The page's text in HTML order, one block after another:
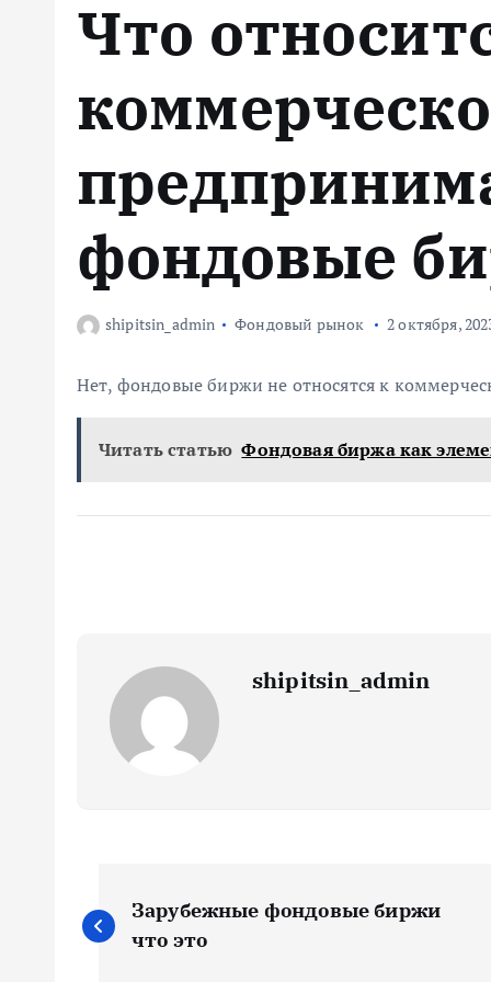
Что
фондовые
shipitsin_admin Фондовый рынок 2 октября,
Нет, фондовые биржи не относятся к
Читать статью Фондовая биржа как
shipitsin_admin
Н
а
Зарубежные фондовые биржи
что это